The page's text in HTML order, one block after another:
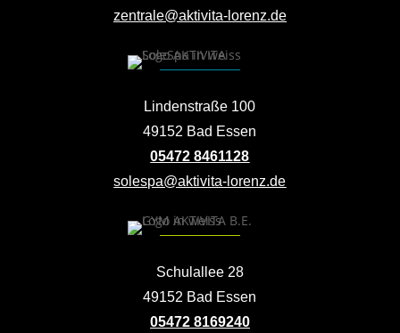
zentrale@aktivita-lorenz.de
Lindenstraße 100
49152 Bad Essen
05472 8461128
solespa@aktivita-lorenz.de
Schulallee 28
49152 Bad Essen
05472 8169240